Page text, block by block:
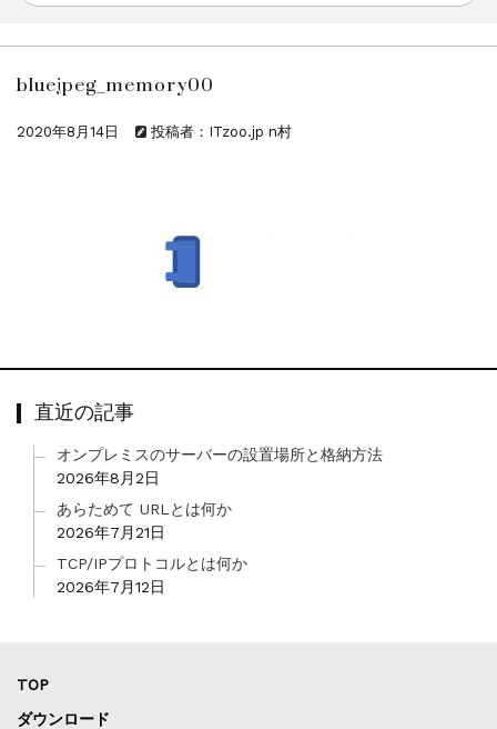
bluejpeg_memory00
2020年8月14日 投稿者：ITzoo.jp n村
直近の記事
オンプレミスのサーバーの設置場所と格納方法
2026年8月2日
あらためて URLとは何か
2026年7月21日
TCP/IPプロトコルとは何か
2026年7月12日
TOP
ダウンロード